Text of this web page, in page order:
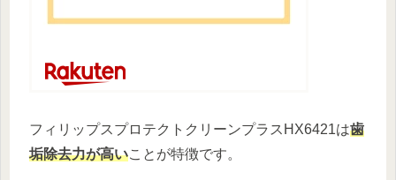
フィリップスプロテクトクリーンプラスHX6421は歯
垢除去力が高いことが特徴です。